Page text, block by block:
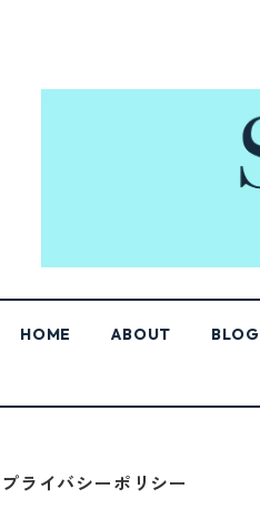
HOME ABOUT BLOG
プライバシーポリシー